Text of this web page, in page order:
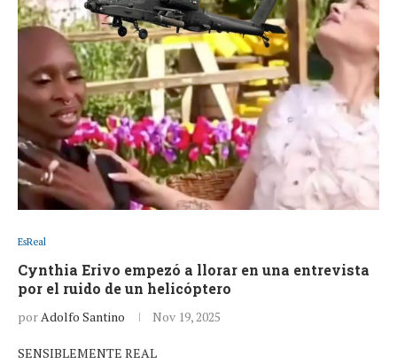
EsReal
Cynthia Erivo empezó a llorar en una entrevista
por el ruido de un helicóptero
porAdolfo Santino Nov 19, 2025
SENSIBLEMENTE REAL